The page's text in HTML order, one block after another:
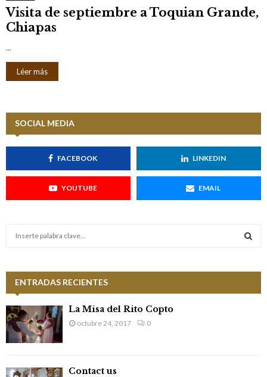
Visita de septiembre a Toquian Grande,
Chiapas
...
Léer más
SOCIAL MEDIA
FACEBOOK LINKEDIN
YOUTUBE EMAIL
h
f
o
r
:
ENTRADAS RECIENTES
La Misa del Rito Copto
octubre 24, 2017 0
Contact us